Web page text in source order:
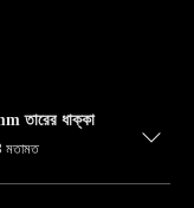
তারের ধাক্কা
মতামত